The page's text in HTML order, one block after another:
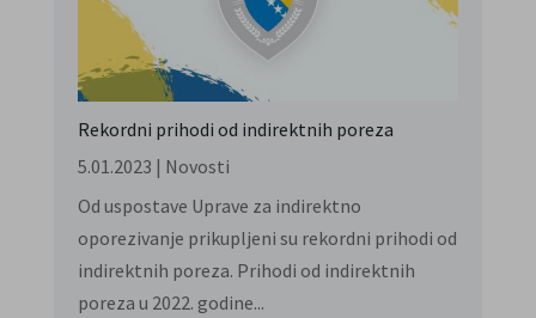
Rekordni prihodi od indirektnih poreza
5.01.2023 | Novosti
Od uspostave Uprave za indirektno
oporezivanje prikupljeni su rekordni prihodi od
indirektnih poreza. Prihodi od indirektnih
poreza u 2022. godine...